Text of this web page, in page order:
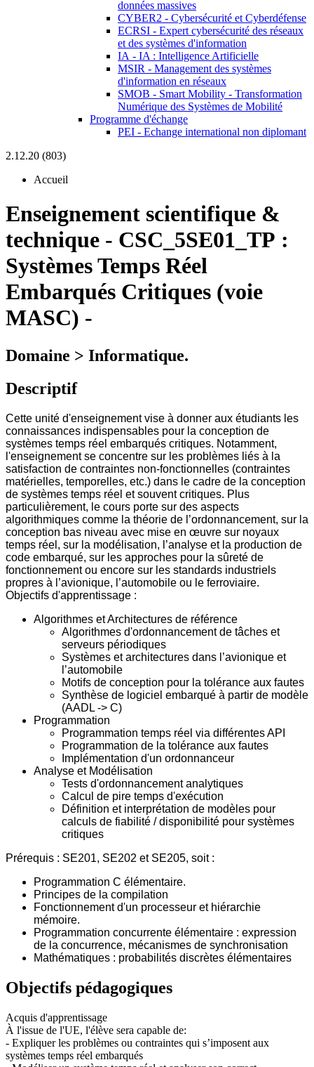
données massives
CYBER2 - Cybersécurité et Cyberdéfense
ECRSI - Expert cybersécurité des réseaux
et des systèmes d'information
IA - IA : Intelligence Artificielle
MSIR - Management des systèmes
d'information en réseaux
SMOB - Smart Mobility - Transformation
Numérique des Systèmes de Mobilité
Programme d'échange
PEI - Echange international non diplomant
2.12.20 (803)
Accueil
Enseignement scientifique &
technique - CSC_5SE01_TP :
Systèmes Temps Réel
Embarqués Critiques (voie
MASC) -
Domaine > Informatique.
Descriptif
Cette unité d'enseignement vise à donner aux étudiants les
connaissances indispensables pour la conception de
systèmes temps réel embarqués critiques. Notamment,
l'enseignement se concentre sur les problèmes liés à la
satisfaction de contraintes non-fonctionnelles (contraintes
matérielles, temporelles, etc.) dans le cadre de la conception
de systèmes temps réel et souvent critiques. Plus
particulièrement, le cours porte sur des aspects
algorithmiques comme la théorie de l’ordonnancement, sur la
conception bas niveau avec mise en œuvre sur noyaux
temps réel, sur la modélisation, l’analyse et la production de
code embarqué, sur les approches pour la sûreté de
fonctionnement ou encore sur les standards industriels
propres à l’avionique, l’automobile ou le ferroviaire.
Objectifs d'apprentissage :
Algorithmes et Architectures de référence
Algorithmes d'ordonnancement de tâches et
serveurs périodiques
Systèmes et architectures dans l’avionique et
l’automobile
Motifs de conception pour la tolérance aux fautes
Synthèse de logiciel embarqué à partir de modèle
(AADL -> C)
Programmation
Programmation temps réel via différentes API
Programmation de la tolérance aux fautes
Implémentation d'un ordonnanceur
Analyse et Modélisation
Tests d'ordonnancement analytiques
Calcul de pire temps d'exécution
Définition et interprétation de modèles pour
calculs de fiabilité / disponibilité pour systèmes
critiques
Prérequis : SE201, SE202 et SE205, soit :
Programmation C élémentaire.
Principes de la compilation
Fonctionnement d'un processeur et hiérarchie
mémoire.
Programmation concurrente élémentaire : expression
de la concurrence, mécanismes de synchronisation
Mathématiques : probabilités discrètes élémentaires
Objectifs pédagogiques
Acquis d'apprentissage
À l'issue de l'UE, l'élève sera capable de:
- Expliquer les problèmes ou contraintes qui s’imposent aux
systèmes temps réel embarqués